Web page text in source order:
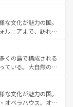
ではのユニークな
く町歩きも満喫する
物価も高いが、旅行
。 なお、新
参照してほしい。
な文化が魅力の国。
ルニアまで、訪れる
グ、エンターテイ
だ。一方、アメリカ
ャニオンやイエロー
が融合した独特の
で異なる魅力を楽
を感じることができ
くの島で構成される
ている。大自然の神
地といえばオアフ
イ島やカウアイ島が
海をはじめ、豊かな
な文化が魅力の国。
オペラハウス、オー